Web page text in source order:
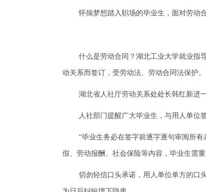
怀揣梦想踏入职场的毕业生，面对劳动
什么是劳动合同？湖北工业大学就业指
动关系而签订，受劳动法、劳动合同法保护。
湖北省人社厅劳动关系处处长韩红新进
人社部门提醒广大毕业生，与用人单位
“毕业生务必在签字前逐字逐句审阅所
假、劳动报酬、社会保险等内容，毕业生需重
切勿轻信口头承诺，用人单位单方的口